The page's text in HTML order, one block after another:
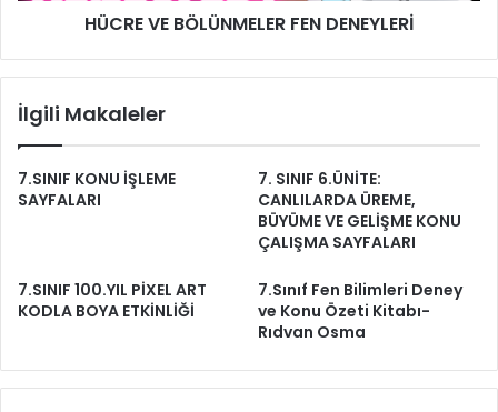
HÜCRE VE BÖLÜNMELER FEN DENEYLERİ
İlgili Makaleler
7.SINIF KONU İŞLEME
SAYFALARI
7. SINIF 6.ÜNİTE:
CANLILARDA ÜREME,
BÜYÜME VE GELİŞME KONU
ÇALIŞMA SAYFALARI
7.SINIF 100.YIL PİXEL ART
KODLA BOYA ETKİNLİĞİ
7.Sınıf Fen Bilimleri Deney
ve Konu Özeti Kitabı-
Rıdvan Osma